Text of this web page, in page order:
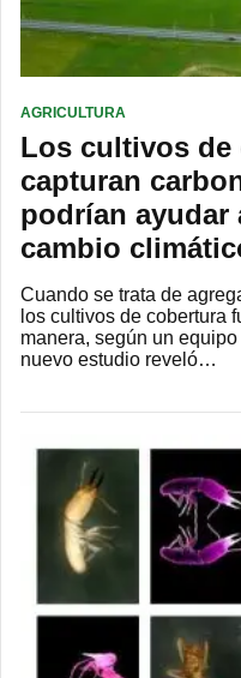
AGRICULTURA
Los cultivos de
capturan
podrían ayudar
cambio
Cuando se trata de
los cultivos de cobertura
manera, según un
nuevo estudio reveló…